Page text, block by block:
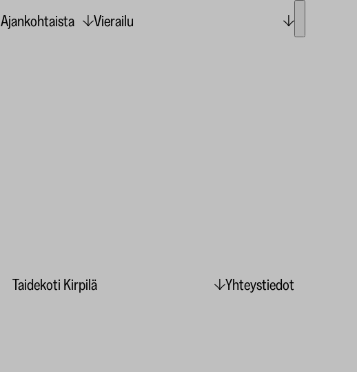
Ajankohtaista Vierailu
Taidekoti Kirpilä Yhteystiedot